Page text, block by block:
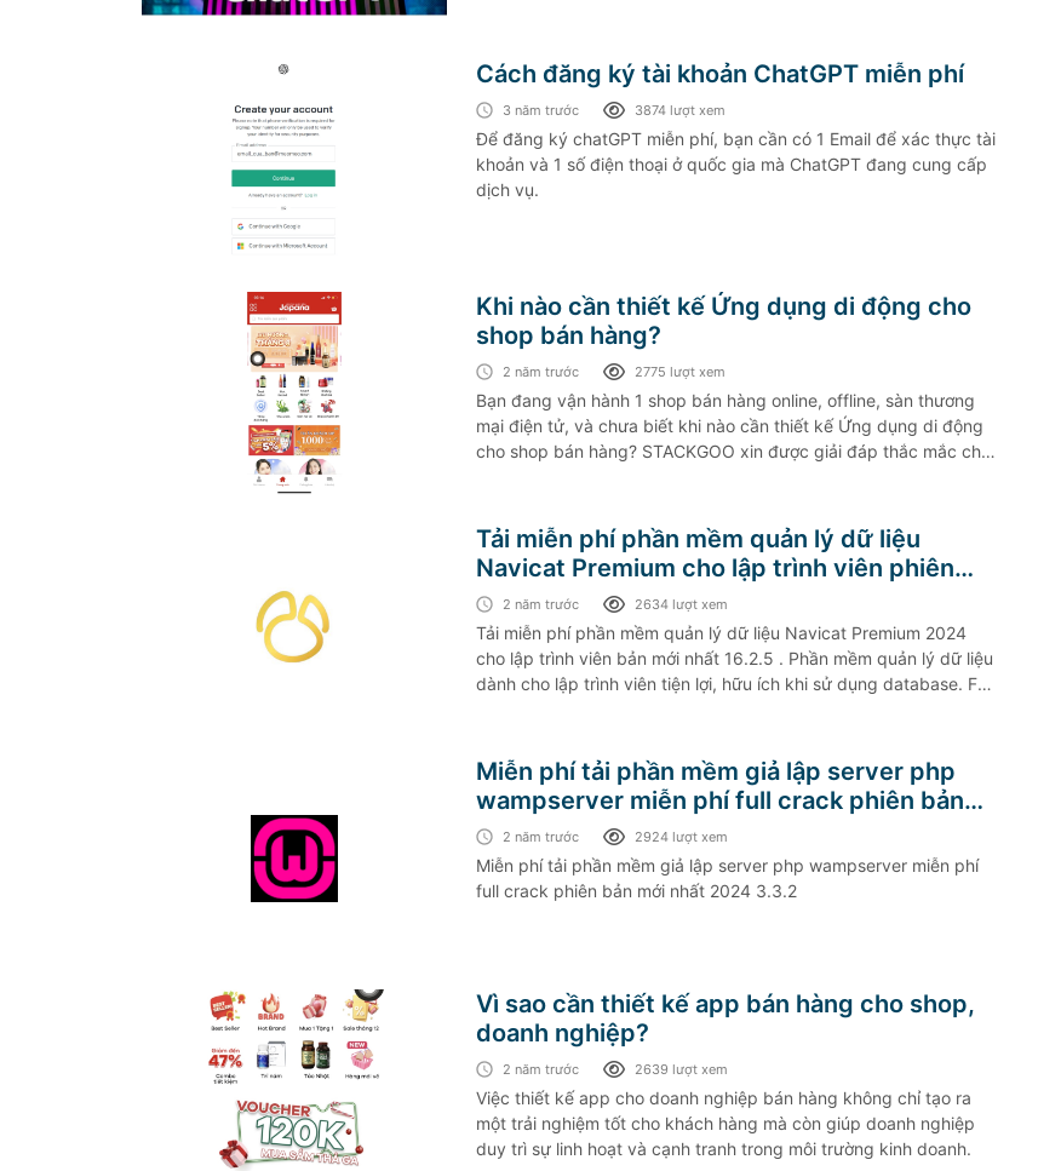
Cách đăng ký tài khoản ChatGPT miễn phí
3 năm trước 3874 lượt xem
Để đăng ký chatGPT miễn phí, bạn cần có 1 Email để xác thực tài
khoản và 1 số điện thoại ở quốc gia mà ChatGPT đang cung cấp
dịch vụ.
Khi nào cần thiết kế Ứng dụng di động cho
shop bán hàng?
2 năm trước 2775 lượt xem
Bạn đang vận hành 1 shop bán hàng online, offline, sàn thương
mại điện tử, và chưa biết khi nào cần thiết kế Ứng dụng di động
cho shop bán hàng? STACKGOO xin được giải đáp thắc mắc cho
Tải miễn phí phần mềm quản lý dữ liệu
Navicat Premium cho lập trình viên phiên
bản mới nhất 2024
2 năm trước 2634 lượt xem
Tải miễn phí phần mềm quản lý dữ liệu Navicat Premium 2024
cho lập trình viên bản mới nhất 16.2.5 . Phần mềm quản lý dữ liệu
dành cho lập trình viên tiện lợi, hữu ích khi sử dụng database. Full
Miễn phí tải phần mềm giả lập server php
wampserver miễn phí full crack phiên bản
mới nhất 2024 3.3.2
2 năm trước 2924 lượt xem
Miễn phí tải phần mềm giả lập server php wampserver miễn phí
full crack phiên bản mới nhất 2024 3.3.2
Vì sao cần thiết kế app bán hàng cho shop,
doanh nghiệp?
2 năm trước 2639 lượt xem
Việc thiết kế app cho doanh nghiệp bán hàng không chỉ tạo ra
một trải nghiệm tốt cho khách hàng mà còn giúp doanh nghiệp
duy trì sự linh hoạt và cạnh tranh trong môi trường kinh doanh.